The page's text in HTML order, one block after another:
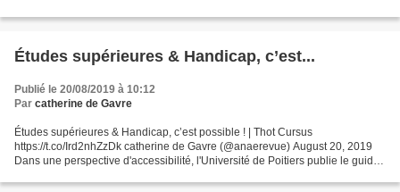
Études supérieures & Handicap, c’est...
Publié le 20/08/2019 à 10:12
Par catherine de Gavre
Études supérieures & Handicap, c’est possible ! | Thot Cursus
https://t.co/Ird2nhZzDk catherine de Gavre (@anaerevue) August 20, 2019
Dans une perspective d'accessibilité, l'Université de Poitiers publie le guide "